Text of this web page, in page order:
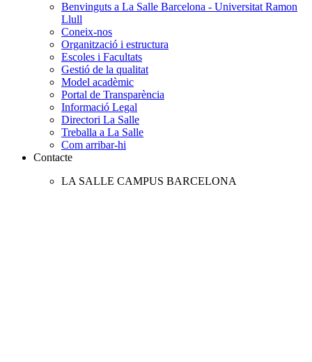
Benvinguts a La Salle Barcelona - Universitat Ramon
Llull
Coneix-nos
Organització i estructura
Escoles i Facultats
Gestió de la qualitat
Model acadèmic
Portal de Transparència
Informació Legal
Directori La Salle
Treballa a La Salle
Com arribar-hi
Contacte
LA SALLE CAMPUS BARCELONA